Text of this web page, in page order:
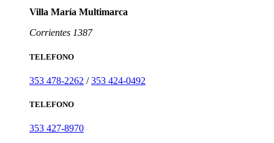
Villa María Multimarca
Corrientes 1387
TELEFONO
353 478-2262 /353 424-0492
TELEFONO
353 427-8970